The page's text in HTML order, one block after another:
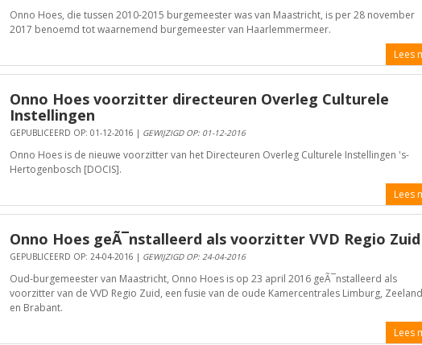
Onno Hoes, die tussen 2010-2015 burgemeester was van Maastricht, is per 28 november
2017 benoemd tot waarnemend burgemeester van Haarlemmermeer.
Lees
Onno Hoes voorzitter directeuren Overleg Culturele
Instellingen
GEPUBLICEERD OP: 01-12-2016 | GEWIJZIGD OP: 01-12-2016
Onno Hoes is de nieuwe voorzitter van het Directeuren Overleg Culturele Instellingen 's-
Hertogenbosch [DOCIS].
Lees
Onno Hoes geÃ¯nstalleerd als voorzitter VVD Regio Zuid
GEPUBLICEERD OP: 24-04-2016 | GEWIJZIGD OP: 24-04-2016
Oud-burgemeester van Maastricht, Onno Hoes is op 23 april 2016 geÃ¯nstalleerd als
voorzitter van de VVD Regio Zuid, een fusie van de oude Kamercentrales Limburg, Zeeland
en Brabant.
Lees